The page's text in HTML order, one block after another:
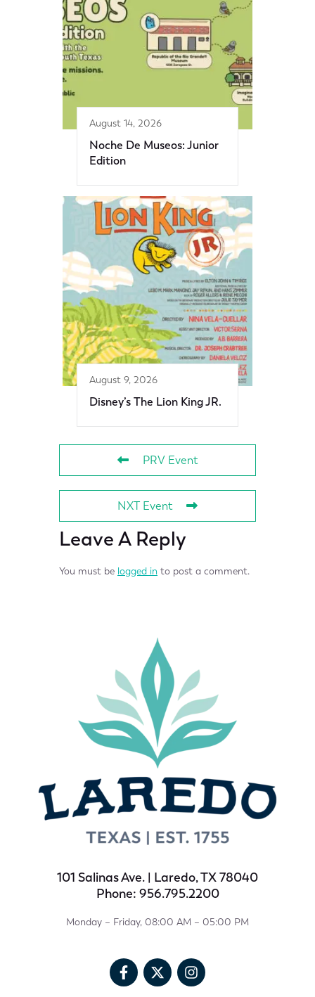
August 14, 2026
Noche De Museos: Junior
Edition
August 9, 2026
Disney’s The Lion King JR.
PRV Event
NXT Event
Leave A Reply
You must be logged in to post a comment.
101 Salinas Ave. | Laredo, TX 78040
Phone: 956.795.2200
Monday – Friday, 08:00 AM – 05:00 PM